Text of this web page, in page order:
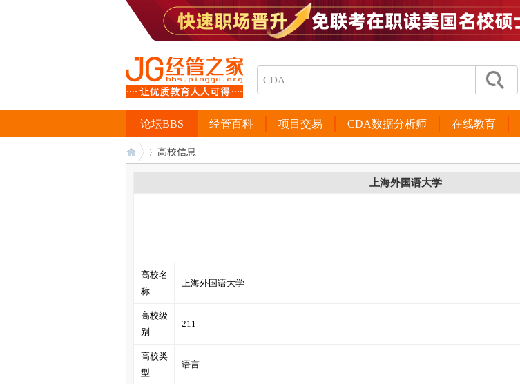
经管百科 项目交易 CDA数据分析师 在线教育
论坛BBS
高校信息
上海外国语大学
高校名
称
上海外国语大学
高校级
别
211
高校类
型
语言